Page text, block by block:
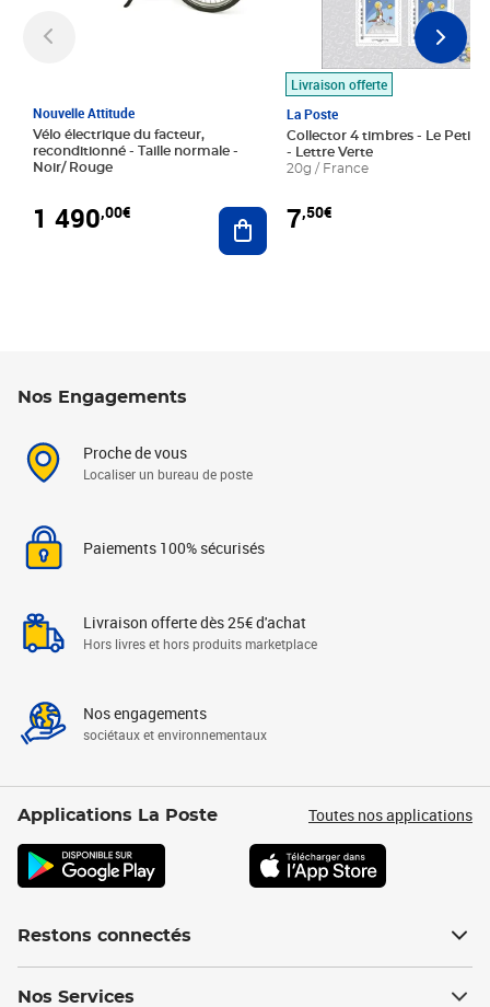
Nouvelle Attitude
Vélo électrique du facteur,
reconditionné - Taille normale -
Noir/ Rouge
1 490,00€ Ajouter au panier
Livraison offerte
La Poste
Collector 4 timbres - Le Petit
- Lettre Verte
20g / France
7,50€
Nos Engagements
Proche de vous
Localiser un bureau de poste
Paiements 100% sécurisés
Livraison offerte dès 25€ d'achat
Hors livres et hors produits marketplace
Nos engagements
sociétaux et environnementaux
Applications La Poste Toutes nos applications
Restons connectés
Nos Services